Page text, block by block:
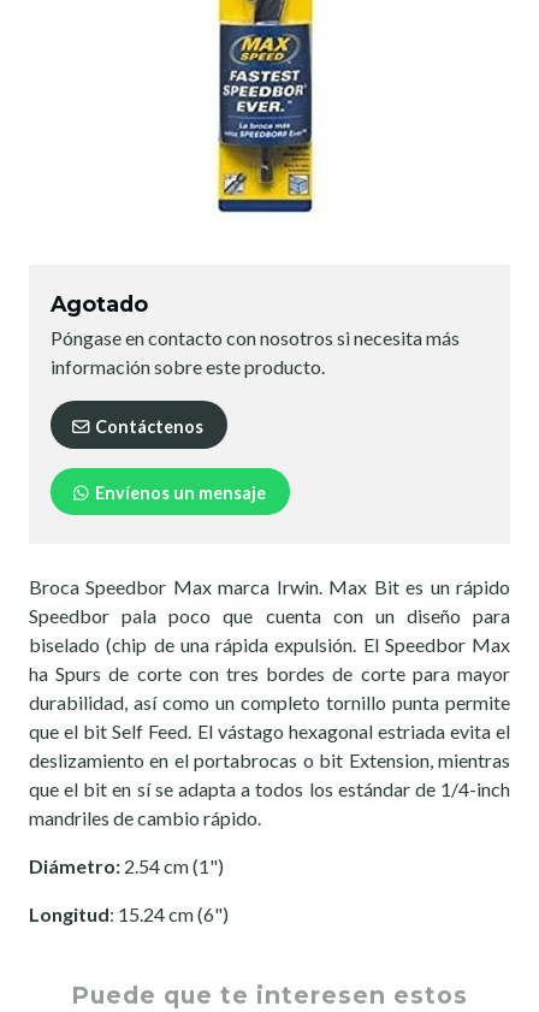
Agotado
Póngase en contacto con nosotros si necesita más
información sobre este producto.
Contáctenos
Envíenos un mensaje
Broca Speedbor Max marca Irwin. Max Bit es un rápido
Speedbor pala poco que cuenta con un diseño para
biselado (chip de una rápida expulsión. El Speedbor Max
ha Spurs de corte con tres bordes de corte para mayor
durabilidad, así como un completo tornillo punta permite
que el bit Self Feed. El vástago hexagonal estriada evita el
deslizamiento en el portabrocas o bit Extension, mientras
que el bit en sí se adapta a todos los estándar de 1/4-inch
mandriles de cambio rápido.
Diámetro: 2.54 cm (1")
Longitud: 15.24 cm (6")
Puede que te interesen estos